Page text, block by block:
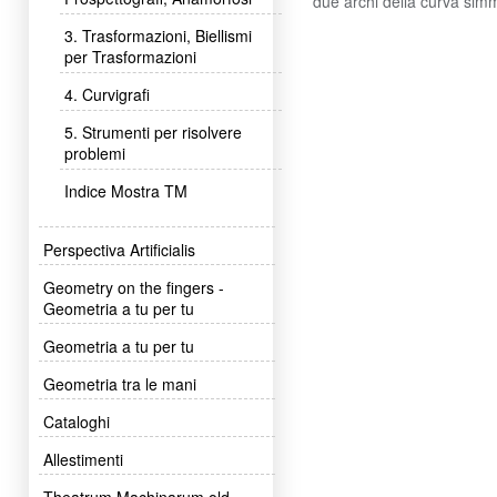
3. Trasformazioni, Biellismi
per Trasformazioni
4. Curvigrafi
5. Strumenti per risolvere
problemi
Indice Mostra TM
Perspectiva Artificialis
Geometry on the fingers -
Geometria a tu per tu
Geometria a tu per tu
Geometria tra le mani
Cataloghi
Allestimenti